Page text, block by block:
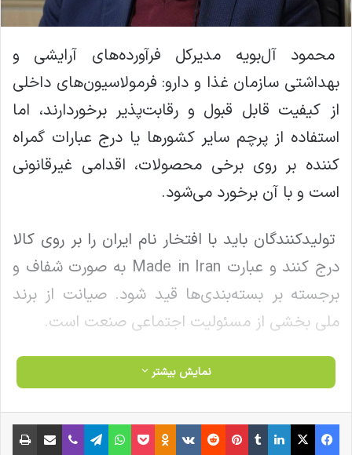
محمود آل‌بویه مدیرکل فرآورده‌های آرایشی و
بهداشتی سازمان غذا و دارو: فرمولاسیون‌های داخلی
از کیفیت قابل قبول و رقابت‌پذیر برخوردارند، اما
استفاده از پرچم سایر کشورها یا درج عبارات گمراه‌
کننده بر روی برخی محصولات، اقدامی غیرقانونی
است و با آن برخورد می‌شود.
تولیدکنندگان باید با افتخار نام ایران را بر روی کالا
درج کنند و عبارت Made in Iran به‌ صورت شفاف و
برجسته بر بسته‌بندی‌ها قید شود. صیانت از برند
ملی بخشی از مسئولیت اجتماعی صنعت است.
ورود تجهیزات شخصی‌سازی که با آنالیز پوست،
جدیدی در حوزه صدور IRC، برچسب‌گذاری و نظارت
نمایش بیشتر
فیس بوک X لینکدین ‫تامبلر ‫پین‌ترست ‫رددیت ‫VKontakte
‫Odnoklassniki پاکت واتس آپ تلگرام وایبر اشتراک گذاری از طریق ایمیل